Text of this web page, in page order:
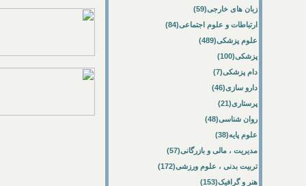
زبان های خارجی(59)
ارتباطات و علوم اجتماعی(84)
علوم پزشکی(489)
پزشکی(100)
دام پزشکی(7)
دارو سازی(46)
پرستاری(21)
روان شناسی(48)
علوم پایه(38)
مدیریت ، مالی و بازرگانی(57)
تربیت بدنی ، علوم ورزشی(172)
هنر و گرافیک(153)